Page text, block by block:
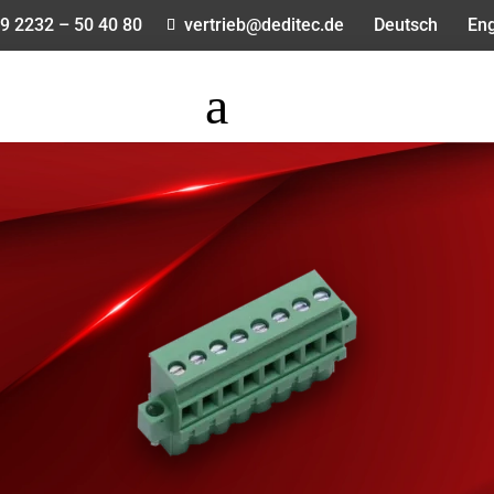
2232 – 50 40 80 vertrieb@deditec.de Deutsch
a